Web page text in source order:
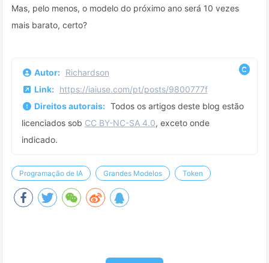
Mas, pelo menos, o modelo do próximo ano será 10 vezes
mais barato, certo?
Autor: Richardson
Link: https://iaiuse.com/pt/posts/9800777f
Direitos autorais: Todos os artigos deste blog estão
licenciados sob CC BY-NC-SA 4.0, exceto onde
indicado.
Programação de IA Grandes Modelos Token